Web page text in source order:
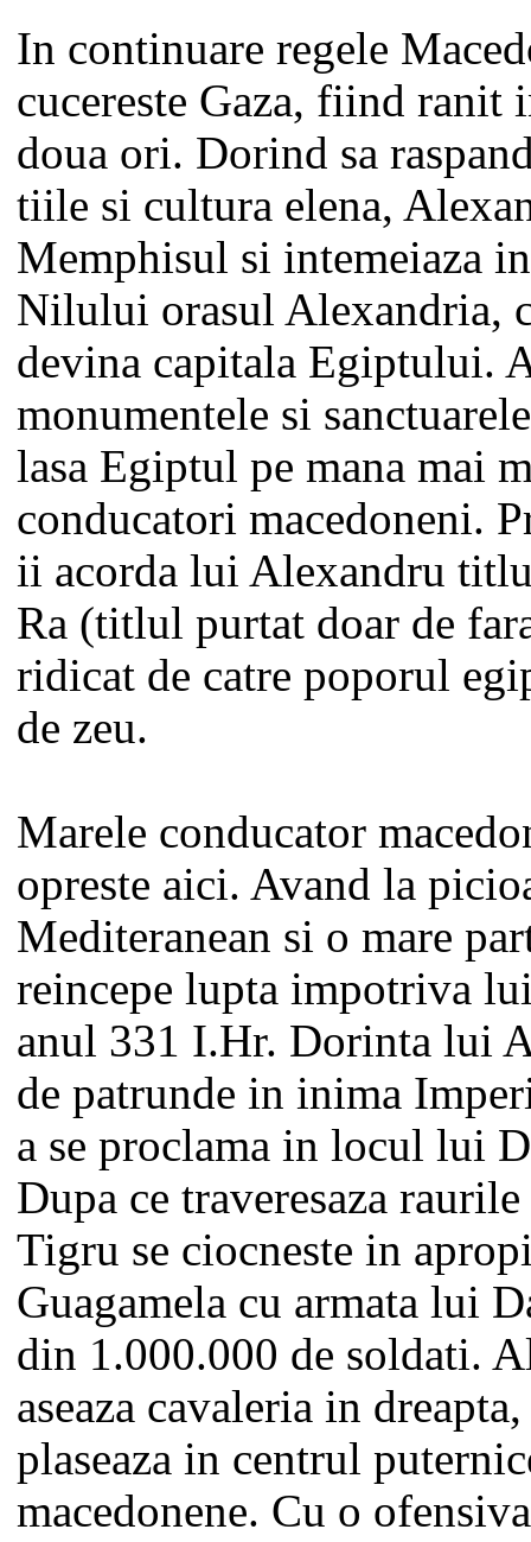
In continuare regele
cucereste Gaza, fiind ranit
doua ori. Dorind sa
tiile si cultura elena,
Memphisul si intemeiaza
Nilului orasul Alexandria,
devina capitala Egiptului.
monumentele si
lasa Egiptul pe mana mai
conducatori macedoneni.
ii acorda lui Alexandru
Ra (titlul purtat doar de
ridicat de catre poporul
de zeu.
Marele conducator
opreste aici. Avand la
Mediteranean si o mare
reincepe lupta impotriva
anul 331 I.Hr. Dorinta lui
de patrunde in inima
a se proclama in locul lui
Dupa ce traveresaza
Tigru se ciocneste in
Guagamela cu armata lui
din 1.000.000 de soldati.
aseaza cavaleria in
plaseaza in centrul
macedonene. Cu o